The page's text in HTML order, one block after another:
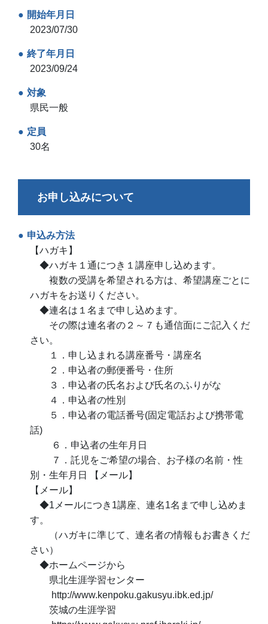
開始年月日
2023/07/30
終了年月日
2023/09/24
対象
県民一般
定員
30名
お申し込みについて
申込み方法
【ハガキ】
◆ハガキ１通につき１講座申し込めます。
複数の受講を希望される方は、希望講座ごとに
ハガキをお送りください。
◆連名は１名まで申し込めます。
その際は連名者の２～７も通信面にご記入くだ
さい。
１．申し込まれる講座番号・講座名
２．申込者の郵便番号・住所
３．申込者の氏名および氏名のふりがな
４．申込者の性別
５．申込者の電話番号(固定電話および携帯電
話)
６．申込者の生年月日
７．託児をご希望の場合、お子様の名前・性
別・生年月日 【メール】
【メール】
◆1メールにつき1講座、連名1名まで申し込めま
す。
（ハガキに準じて、連名者の情報もお書きくだ
さい）
◆ホームページから
県北生涯学習センター
http://www.kenpoku.gakusyu.ibk.ed.jp/
茨城の生涯学習